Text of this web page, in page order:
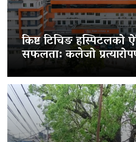
किष्ट टिचिङ हस्पिटलको
सफलता: कलेजो